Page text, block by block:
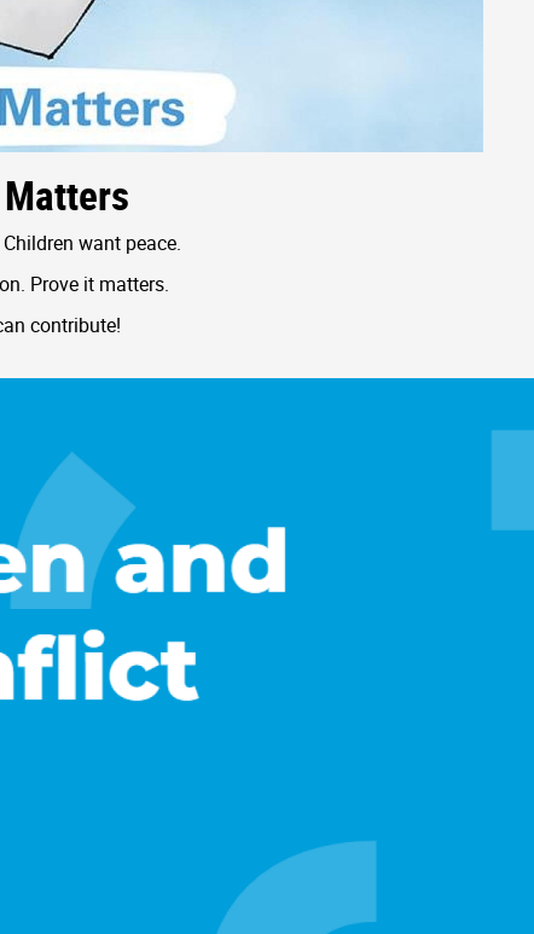
want peace.
Prove it matters.
contribute!